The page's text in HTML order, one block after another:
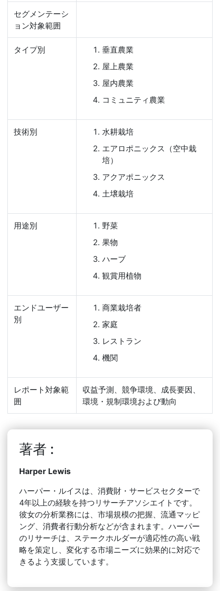
セグメンテーシ
ョン対象範囲
タイプ別
垂直農業
屋上農業
屋内農業
コミュニティ農業
技術別
水耕栽培
エアロポニックス（空中栽
培）
アクアポニックス
土壌栽培
用途別
野菜
果物
ハーブ
観賞用植物
エンドユーザー
別
商業栽培者
家庭
レストラン
機関
レポート対象範
囲
収益予測、競争環境、成長要因、
環境・規制環境および動向
著者 :
Harper Lewis
ハーパー・ルイスは、消費財・サービスセクターで
4年以上の経験を持つリサーチアソシエイトです。
彼女の分析業務には、市場規模の把握、流通マッピ
ング、消費者行動分析などが含まれます。ハーパー
のリサーチは、ステークホルダーが適応性の高い戦
略を策定し、変化する市場ニーズに効果的に対応で
きるよう支援しています。